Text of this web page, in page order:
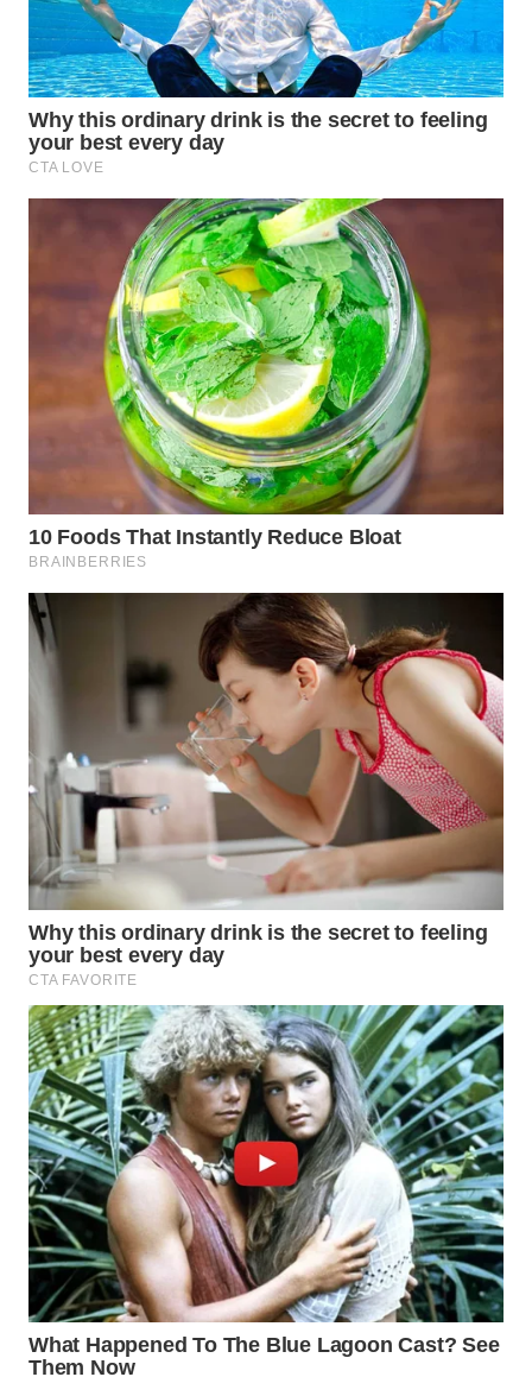
WN
INDRAMAYU
WN
KUNINGAN
MAJALENGKA
WN
SUBANG
SUKABUMI
PURWAKARTA
WN
PRIANGAN
WN
SOLO
WN
BOROBUDUR
WN
MADURA
WN
SURABAYA
WN
NATUNA
WN
BINTAN
WN
MANDALIKA